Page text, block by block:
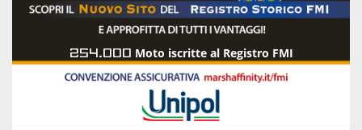
254.000 Moto iscritte al Registro FMI